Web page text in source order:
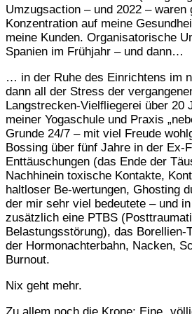
Umzugsaction – und 2022 – waren
Konzentration auf meine
meine Kunden. Organisatorische
Spanien im Frühjahr – und dann…
… in der Ruhe des Einrichtens im
dann all der Stress der
Langstrecken-Vielfliegerei über 20
meiner Yogaschule und Praxis
Grunde 24/7 – mit viel Freude
Bossing über fünf Jahre in der Ex-
Enttäuschungen (das Ende der
Nachhinein toxische Kontakte,
haltloser Be-wertungen, Ghosting
der mir sehr viel bedeutete – und
zusätzlich eine PTBS
Belastungsstörung), das Borellien-
der Hormonachterbahn, Nacken,
Burnout.
Nix geht mehr.